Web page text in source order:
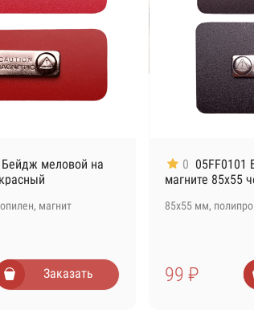
Бейдж меловой на
магнит
Заказать
0 05FF0101
магните 85х55
85х55 мм,
99 ₽